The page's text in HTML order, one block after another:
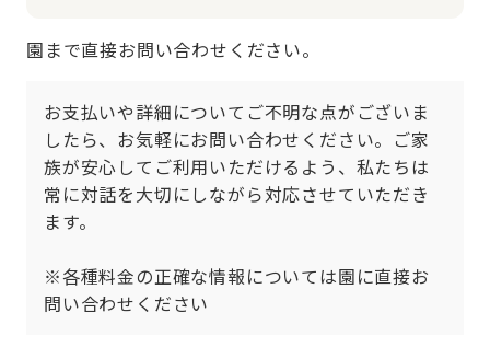
園まで直接お問い合わせください。
お支払いや詳細についてご不明な点がございま
したら、お気軽にお問い合わせください。ご家
族が安心してご利用いただけるよう、私たちは
常に対話を大切にしながら対応させていただき
ます。
※各種料金の正確な情報については園に直接お
問い合わせください